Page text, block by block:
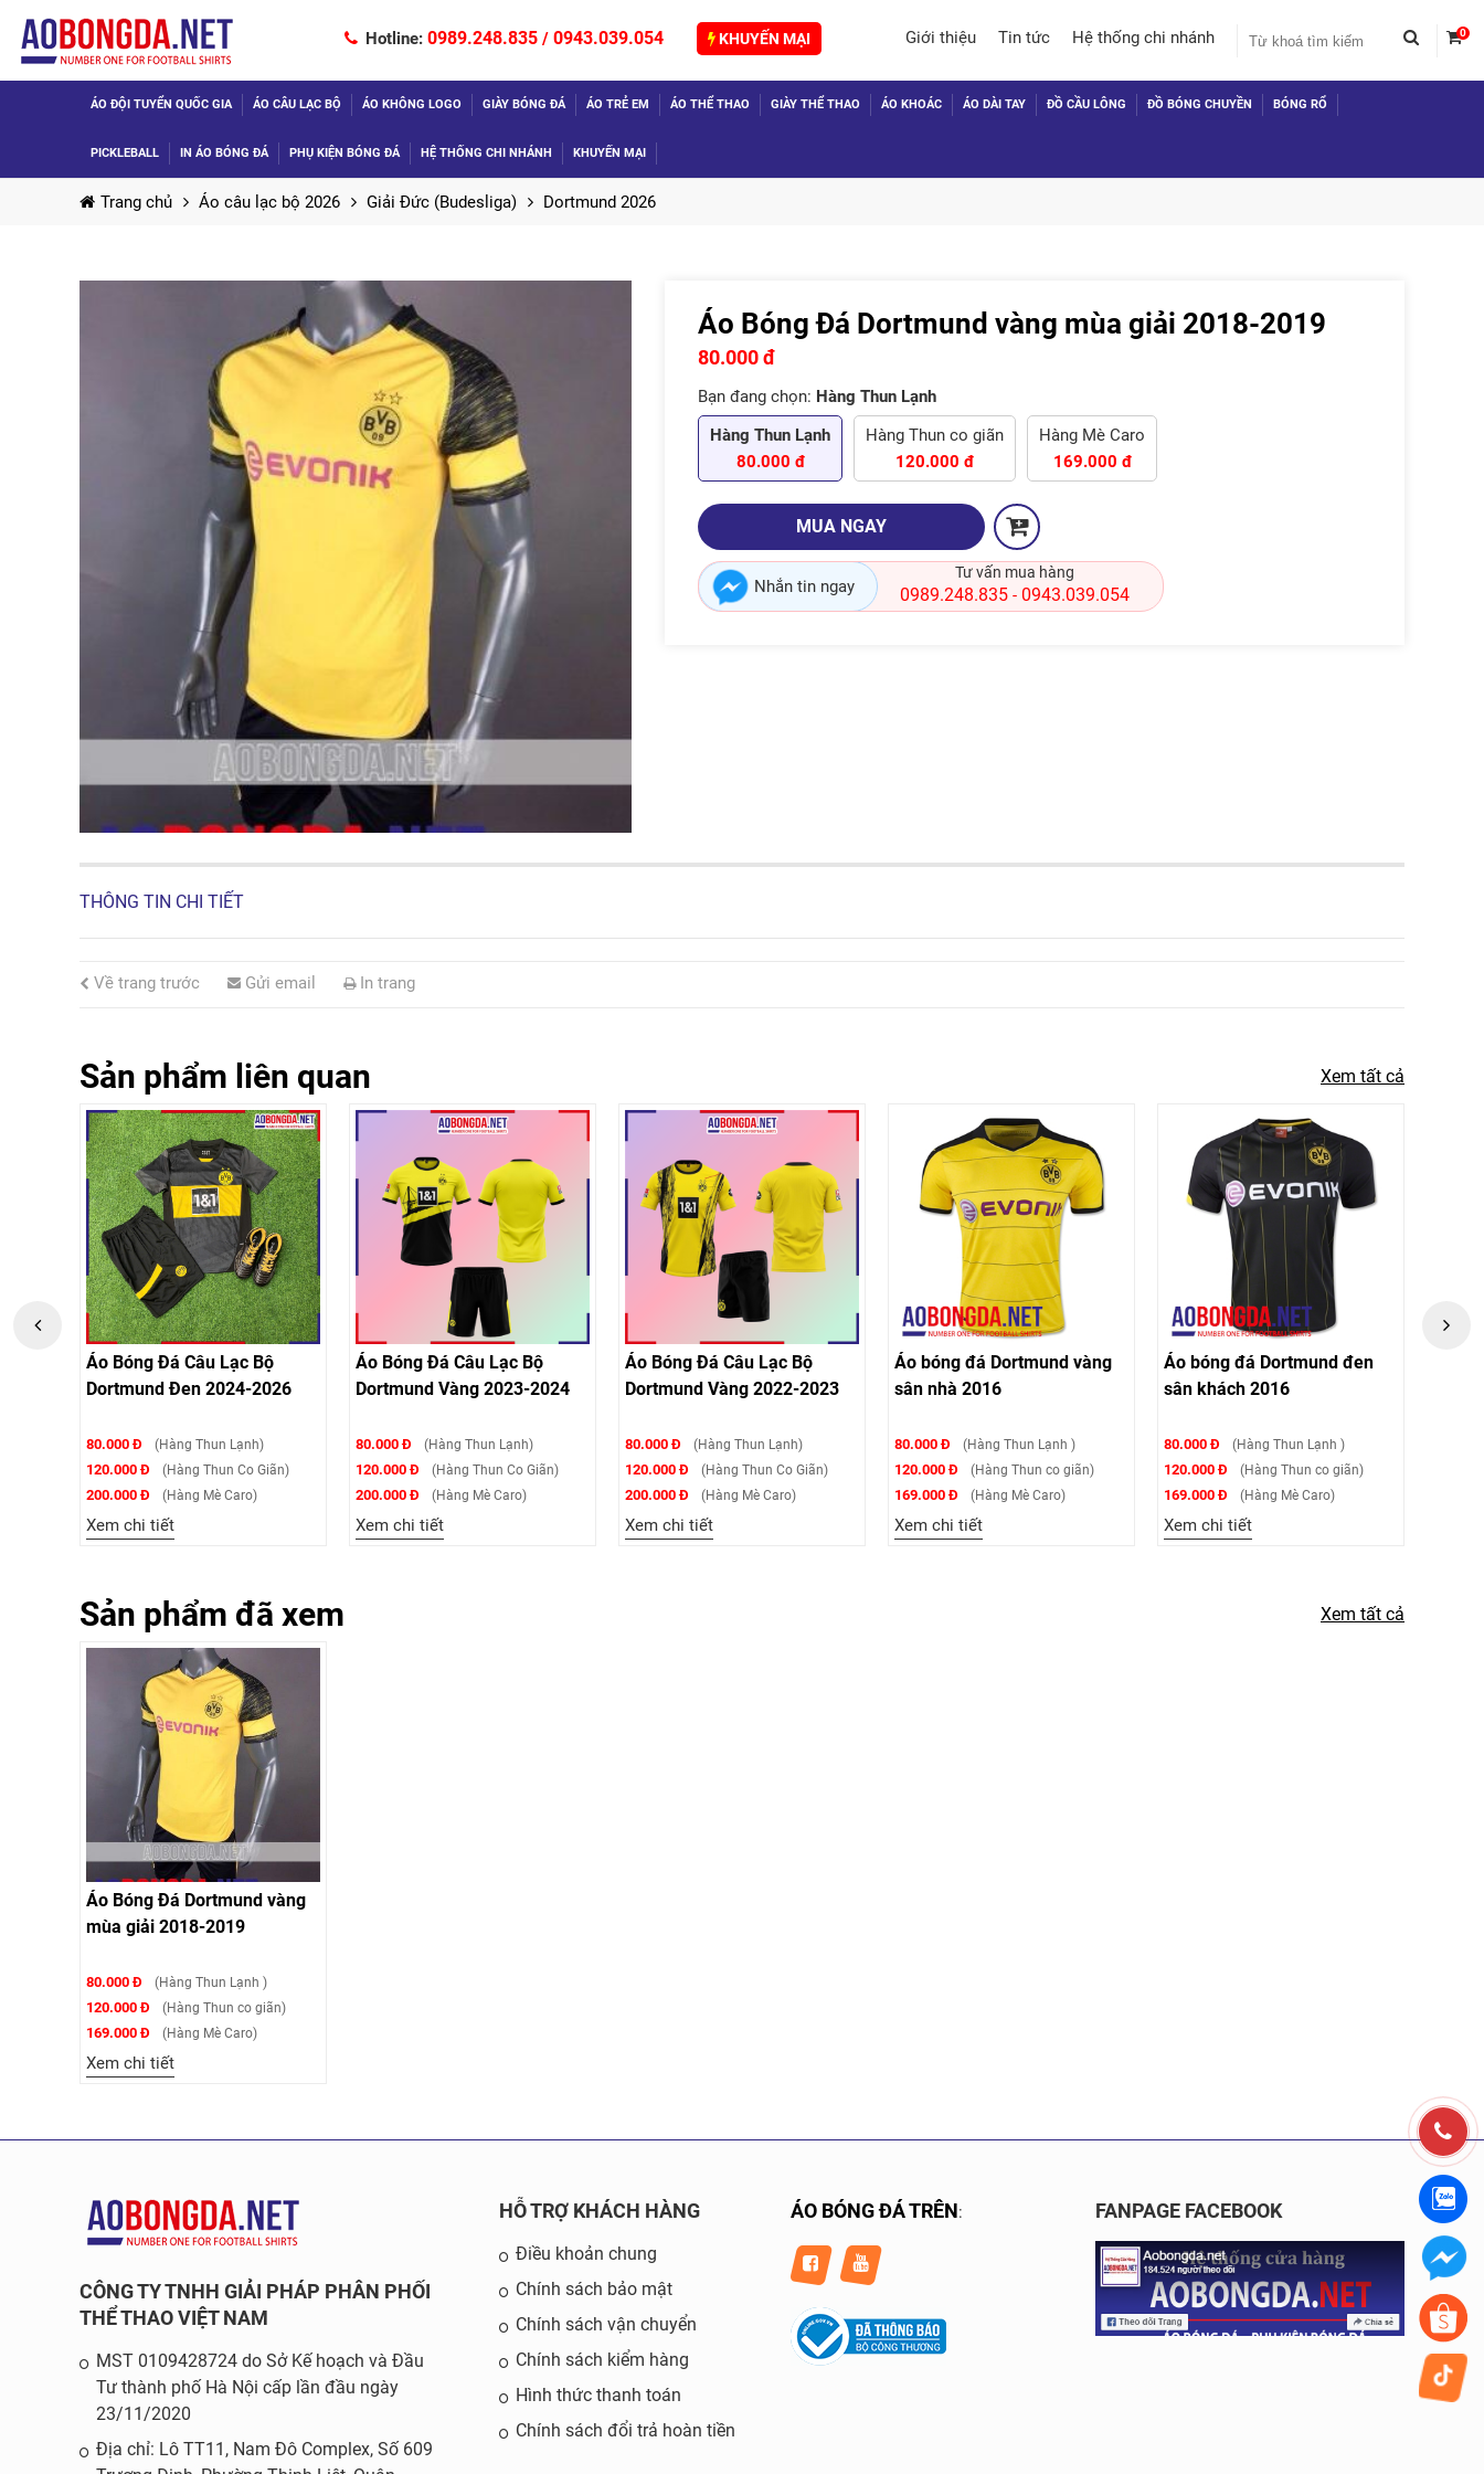
Hotline: 0989.248.835 / 0943.039.054 KHUYẾN MẠI Giới thiệu Tin tức Hệ thống chi nhánh 0
ÁO ĐỘI TUYỂN QUỐC GIA ÁO CÂU LẠC BỘ ÁO KHÔNG LOGO GIÀY BÓNG ĐÁ ÁO TRẺ EM ÁO THỂ THAO GIÀY THỂ THAO ÁO KHOÁC ÁO DÀI TAY ĐỒ CẦU LÔNG ĐỒ BÓNG CHUYỀN BÓNG RỔ
PICKLEBALL IN ÁO BÓNG ĐÁ PHỤ KIỆN BÓNG ĐÁ HỆ THỐNG CHI NHÁNH KHUYẾN MẠI
TIẾP TỤC MUA HÀNG
Trang chủ Áo câu lạc bộ 2026 Giải Đức (Budesliga) Dortmund 2026
Áo Bóng Đá Dortmund vàng mùa giải 2018-2019
80.000 đ
Bạn đang chọn: Hàng Thun Lạnh
Hàng Thun Lạnh
80.000 đ
Hàng Thun co giãn
120.000 đ
Hàng Mè Caro
169.000 đ
MUA NGAY
Nhắn tin ngay
Tư vấn mua hàng
0989.248.835 - 0943.039.054
THÔNG TIN CHI TIẾT
Về trang trước Gửi email In trang
Sản phẩm liên quan Xem tất cả
Áo Bóng Đá Câu Lạc Bộ
Dortmund Vàng 2023-2024
80.000 Đ (Hàng Thun Lạnh)
120.000 Đ (Hàng Thun Co Giãn)
200.000 Đ (Hàng Mè Caro)
Xem chi tiết
Áo Bóng Đá Câu Lạc Bộ
Dortmund Vàng 2022-2023
80.000 Đ (Hàng Thun Lạnh)
120.000 Đ (Hàng Thun Co Giãn)
200.000 Đ (Hàng Mè Caro)
Xem chi tiết
Áo bóng đá Dortmund vàng
sân nhà 2016
80.000 Đ (Hàng Thun Lạnh )
120.000 Đ (Hàng Thun co giãn)
169.000 Đ (Hàng Mè Caro)
Xem chi tiết
Áo bóng đá Dortmund đen
sân khách 2016
80.000 Đ (Hàng Thun Lạnh )
120.000 Đ (Hàng Thun co giãn)
169.000 Đ (Hàng Mè Caro)
Xem chi tiết
Áo tập bóng đá Dortmund
vàng 2015 2016
80.000 Đ (Hàng Thun Lạnh )
120.000 Đ (Hàng Thun co giãn)
169.000 Đ (Hàng Mè Caro)
Xem chi tiết
Sản phẩm đã xem Xem tất cả
Áo Bóng Đá Dortmund vàng
mùa giải 2018-2019
80.000 Đ (Hàng Thun Lạnh )
120.000 Đ (Hàng Thun co giãn)
169.000 Đ (Hàng Mè Caro)
Xem chi tiết
CÔNG TY TNHH GIẢI PHÁP PHÂN PHỐI
THỂ THAO VIỆT NAM
MST 0109428724 do Sở Kế hoạch và Đầu
Tư thành phố Hà Nội cấp lần đầu ngày
23/11/2020
Địa chỉ: Lô TT11, Nam Đô Complex, Số 609
HỖ TRỢ KHÁCH HÀNG
Điều khoản chung
Chính sách bảo mật
Chính sách vận chuyển
Chính sách kiểm hàng
Hình thức thanh toán
Chính sách đổi trả hoàn tiền
ÁO BÓNG ĐÁ TRÊN: FANPAGE FACEBOOK